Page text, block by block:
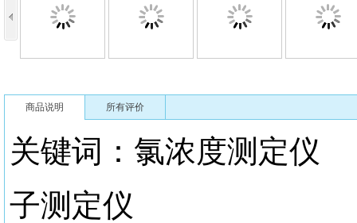
商品说明 所有评价
关键词：氯浓度测
子测定仪